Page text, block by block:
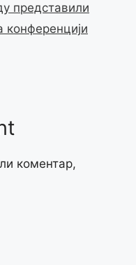
представили
коментар,